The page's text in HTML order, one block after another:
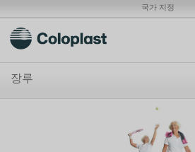
국가 지정
장루